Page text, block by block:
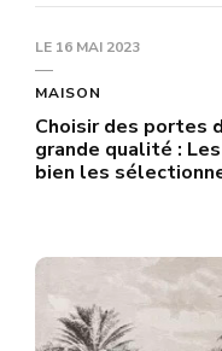
LE 16 MAI 2023
MAISON
Choisir des portes
grande qualité :
bien les